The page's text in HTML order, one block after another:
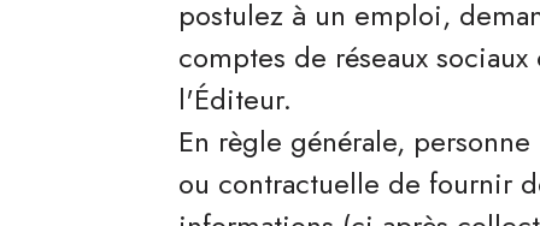
postulez à un emploi,
comptes de réseaux
l'Éditeur.
En règle générale,
ou contractuelle de fournir